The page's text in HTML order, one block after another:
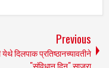
Previous
येथे दिलपाक प्रतिष्ठानच्यावतीने
"संविधान दिन" साजरा